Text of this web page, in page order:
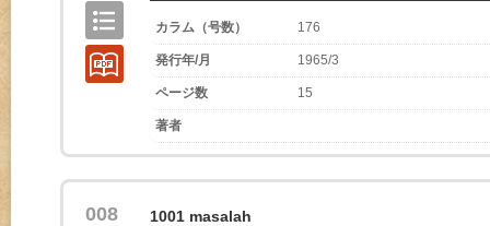
カラム（号数） 176
発行年/月 1965/3
ページ数 15
著者
008 1001 masalah